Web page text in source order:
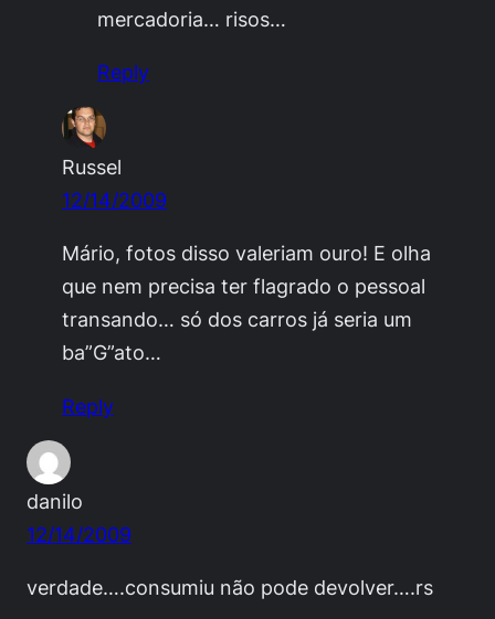
mercadoria… risos…
Reply
Russel
12/14/2009
Mário, fotos disso valeriam ouro! E olha
que nem precisa ter flagrado o pessoal
transando… só dos carros já seria um
ba”G”ato…
Reply
danilo
12/14/2009
verdade….consumiu não pode devolver….rs